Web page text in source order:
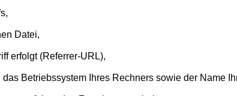
Datei,
erfolgt (Referrer-URL),
Betriebssystem Ihres Rechners sowie der Name